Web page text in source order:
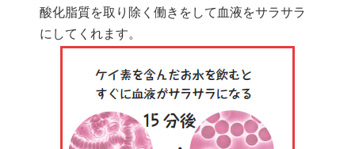
酸化脂質を取り除く働きをして血液をサラサラ
にしてくれます。